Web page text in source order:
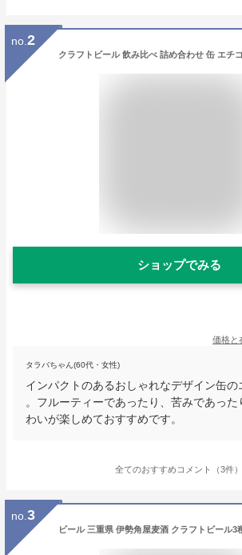
no. 2
ショップでみる
価格と
タラバちゃん(60代・女性)
インパクトのあるおしゃれなデザイン缶の
。フルーティーであったり、苦みであっ
わいが楽しめておすすめです。
全てのおすすめコメント（3件）
no. 3